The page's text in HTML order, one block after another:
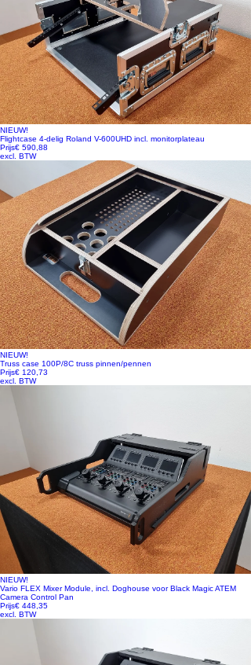
NIEUW!
Flightcase 4-delig Roland V-600UHD incl. monitorplateau
Prijs€ 590,88
excl. BTW
NIEUW!
Truss case 100P/8C truss pinnen/pennen
Prijs€ 120,73
excl. BTW
NIEUW!
Vario FLEX Mixer Module, incl. Doghouse voor Black Magic ATEM
Camera Control Pan
Prijs€ 448,35
excl. BTW